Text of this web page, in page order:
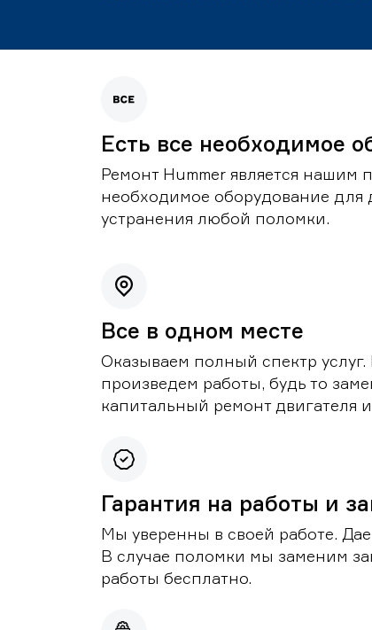
Есть все необходимое
Ремонт Hummer является нашим
необходимое оборудование для
устранения любой поломки.
Все в одном месте
Оказываем полный спектр
произведем работы, будь то
капитальный ремонт двигателя
Гарантия на работы и
Мы уверенны в своей работе.
В случае поломки мы заменим
работы бесплатно.